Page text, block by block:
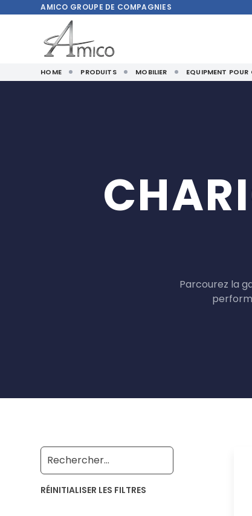
AMICO GROUPE DE COMPAGNIES
HOME PRODUITS MOBILIER EQUIPMENT POUR
Parcourez la
RÉINITIALISER LES FILTRES